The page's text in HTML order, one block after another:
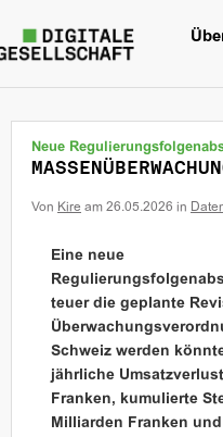
Neue
Von Kire am 26.05.2026 in
Eine neue
teuer die geplante
Schweiz werden
jährliche
Franken, kumulierte
Milliarden Franken